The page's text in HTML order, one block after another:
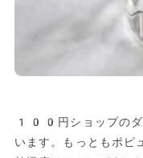
100円ショップのダ
います。もっともポ